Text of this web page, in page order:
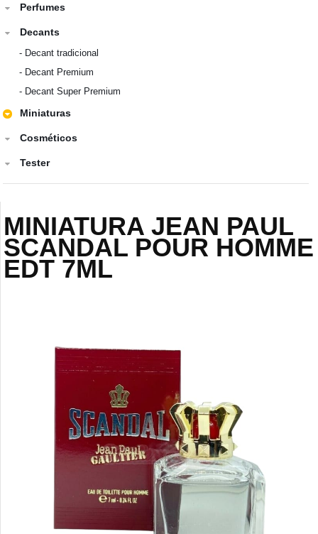
Perfumes
Decants
- Decant tradicional
- Decant Premium
- Decant Super Premium
Miniaturas
Cosméticos
Tester
MINIATURA JEAN PAUL
SCANDAL POUR HOMME
EDT 7ML